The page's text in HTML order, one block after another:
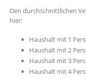
Den durchschnittlichen
hier:
Haushalt mit 1
Haushalt mit 2
Haushalt mit 3
Haushalt mit 4